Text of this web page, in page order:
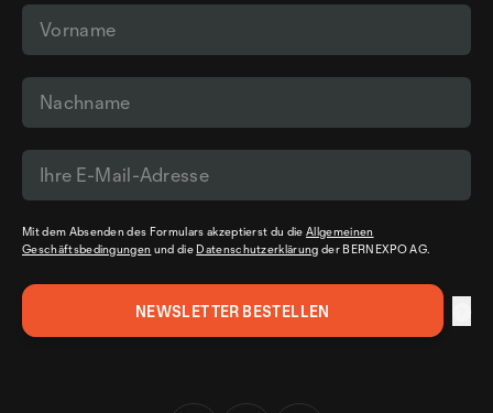
Mit dem Absenden des Formulars akzeptierst du dieAllgemeinen
Geschäftsbedingungen und die Datenschutzerklärung der BERNEXPO AG.